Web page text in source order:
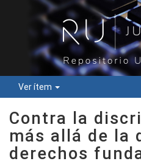
Ver ítem
Contra la
más allá de la
derechos